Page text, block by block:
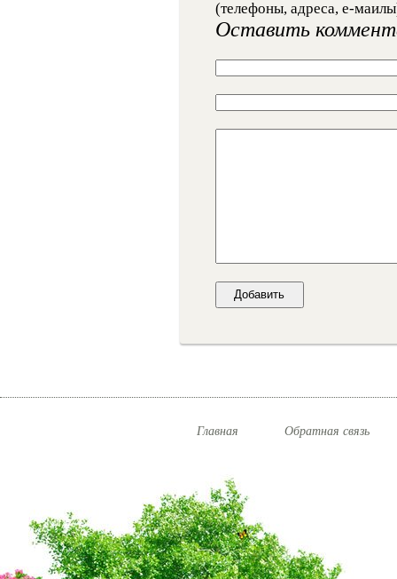
(телефоны, адреса, е-
Оставить
Главная Обратная связь